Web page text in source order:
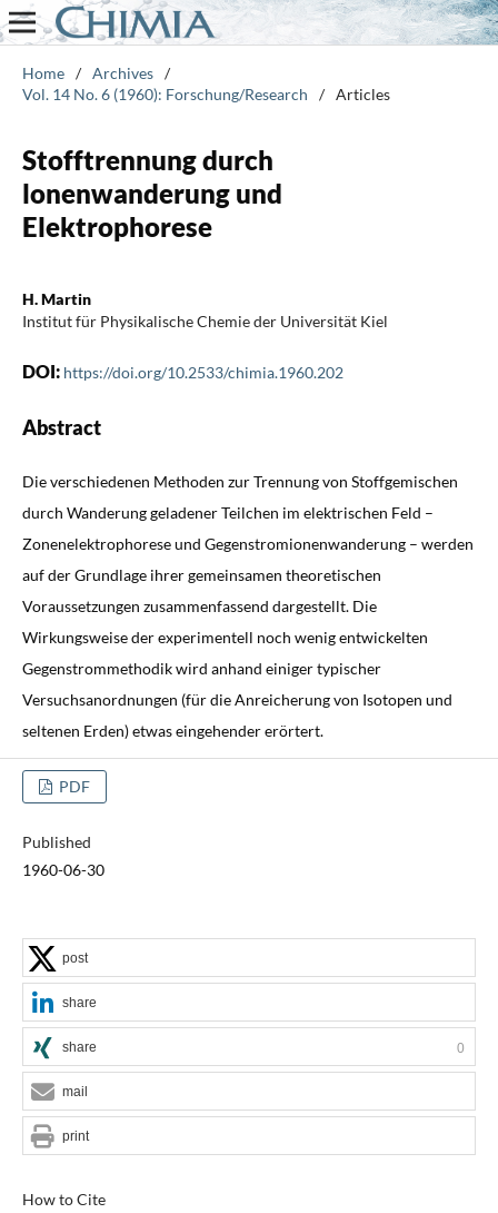
Home / Archives /
Vol. 14 No. 6 (1960): Forschung/Research
/ Articles
Stofftrennung durch
lonenwanderung und
Elektrophorese
H. Martin
Institut für Physikalische Chemie der Universität Kiel
DOI: https://doi.org/10.2533/chimia.1960.202
Abstract
Die verschiedenen Methoden zur Trennung von Stoffgemischen
durch Wanderung geladener Teilchen im elektrischen Feld –
Zonenelektrophorese und Gegenstromionenwanderung – werden
auf der Grundlage ihrer gemeinsamen theoretischen
Voraussetzungen zusammenfassend dargestellt. Die
Wirkungsweise der experimentell noch wenig entwickelten
Gegenstrommethodik wird anhand einiger typischer
Versuchsanordnungen (für die Anreicherung von Isotopen und
seltenen Erden) etwas eingehender erörtert.
PDF
Published
1960-06-30
How to Cite
post
share
share 0
mail
print